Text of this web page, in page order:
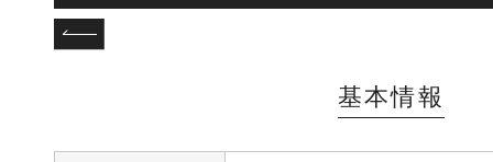
基本情報